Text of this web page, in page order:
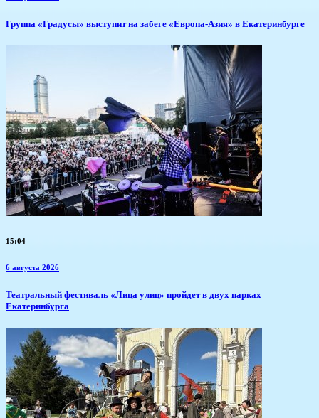
​Группа «Градусы» выступит на забеге «Европа-Азия» в Екатеринбурге
15:04
6 августа 2026
​Театральный фестиваль «Лица улиц» пройдет в двух парках
Екатеринбурга